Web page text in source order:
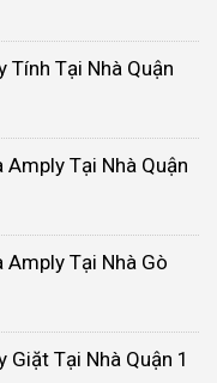
Tính Tại Nhà Quận
Tại Nhà Quận
Amply Tại Nhà Gò
Giặt Tại Nhà Quận 1